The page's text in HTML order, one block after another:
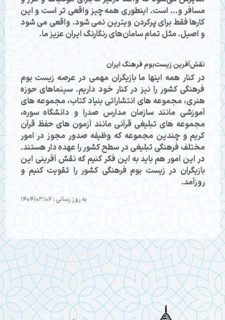
مسافر و... است. اینطوری همه چیز واقعی تر است و این
کارها فقط برای پرکردن ویترین نمی شود. واقعی می شود
و اصیل. مثل تمام سامان‌های رنگارنگ ایران عزیز ما.
نقش‌آفرین زیست‌بوم فرهنگ ایران
در کنار همه اینها ما بازیگران مهمی در عرصه زیست بوم
فرهنگی کشور را نیز در کنار خود داریم. سینماهای حوزه
هنری، مجموعه های انتشاراتی بنیاد کتاب، مجموعه های
آموزشی مانند سازمان مدارس صدرا و دانشگاه سوره،
مجموعه های تبلیغی قرآنی مانند آزمون های حفظ قرآن
کریم و چندین مجموعه که وظیفه صدور مجوز در امور
مختلف فرهنگی تبلیغی در سطح کشور را عهده دار هستند.
در این امور هم باید به این فکر کنیم که نقش آفرینی این
بازیگران در زیست بوم فرهنگی کشور را تقویت کنیم و
روزآمد.
به روز رسانی : 1404/03/06